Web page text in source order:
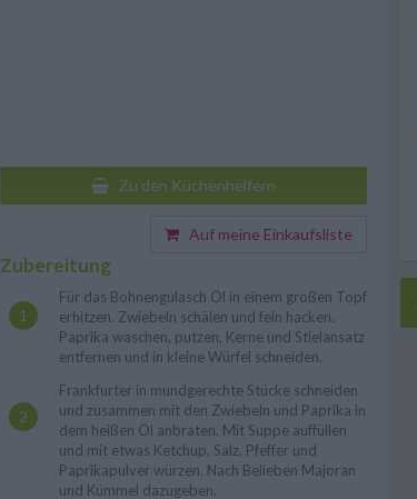
Zu den Küchenhelfern
Auf meine Einkaufsliste
Zubereitung
Für das Bohnengulasch Öl in einem großen Topf
erhitzen. Zwiebeln schälen und fein hacken.
Paprika waschen, putzen, Kerne und Stielansatz
entfernen und in kleine Würfel schneiden.
Frankfurter in mundgerechte Stücke schneiden
und zusammen mit den Zwiebeln und Paprika in
dem heißen Öl anbraten. Mit Suppe auffüllen
und mit etwas Ketchup, Salz, Pfeffer und
Paprikapulver würzen. Nach Belieben Majoran
und Kümmel dazugeben.